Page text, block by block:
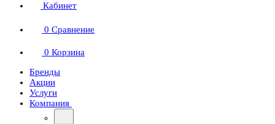
Кабинет
0 Сравнение
0 Корзина
Бренды
Акции
Услуги
Компания